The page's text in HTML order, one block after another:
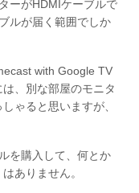
ーがHDMIケーブルで
ルが届く範囲でしか
with Google TV
、別な部屋のモニタ
ゃると思いますが、
を購入して、何とか
ありません。